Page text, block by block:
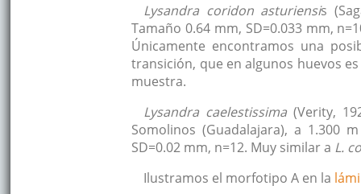
Lysandra coridon asturiensis
Tamaño 0.64 mm, SD=0.033 mm,
Únicamente encontramos una
transición, que en algunos huevos
muestra.
Lysandra caelestissima (Verity,
Somolinos (Guadalajara), a 1.300
SD=0.02 mm, n=12. Muy similar a L.
Ilustramos el morfotipo A en la